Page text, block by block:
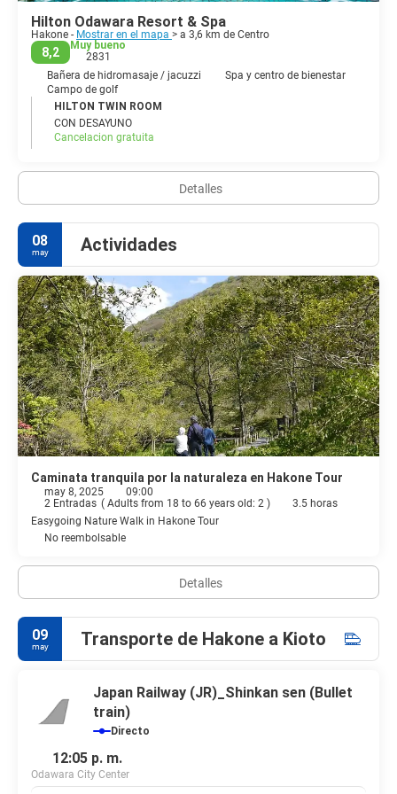
Hilton Odawara Resort & Spa
Hakone - Mostrar en el mapa > a 3,6 km de Centro
8,2
Muy bueno
2831
Bañera de hidromasaje / jacuzzi
Spa y centro de bienestar
Campo de golf
HILTON TWIN ROOM
CON DESAYUNO
Cancelacion gratuita
Detalles
08
may Actividades
Caminata tranquila por la naturaleza en Hakone Tour
may 8, 2025
09:00
2 Entradas ( Adults from 18 to 66 years old: 2 )
3.5 horas
Easygoing Nature Walk in Hakone Tour
No reembolsable
Detalles
09
may Transporte de Hakone a Kioto
Japan Railway (JR)_Shinkan sen (Bullet
train)
Directo
12:05 p. m.
Odawara City Center